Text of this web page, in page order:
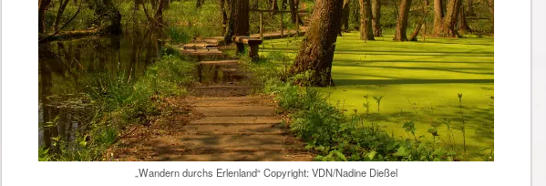
„Wandern durchs Erlenland“ Copyright: VDN/Nadine Dießel